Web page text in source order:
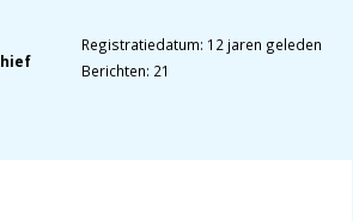
Registratiedatum: 12 jaren geleden
Berichten: 21